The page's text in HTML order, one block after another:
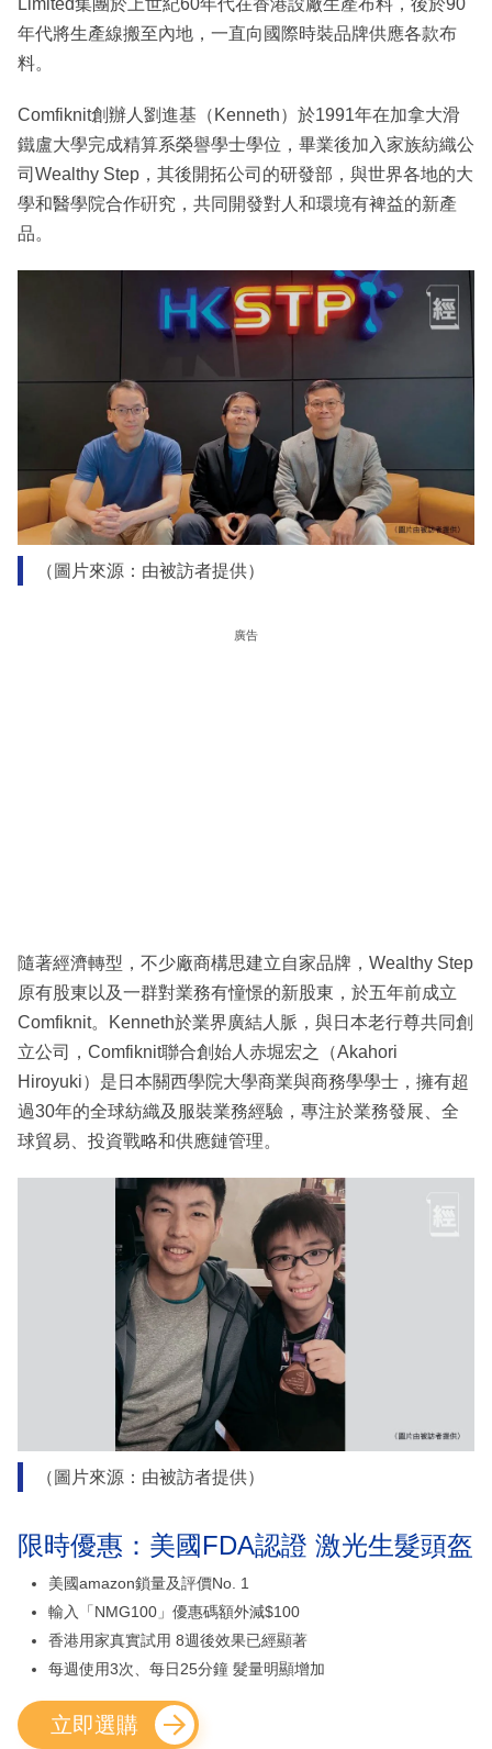
Limited集團於上世紀60年代在香港設廠生產布料，後於90
年代將生產線搬至內地，一直向國際時裝品牌供應各款布
料。
Comfiknit創辦人劉進基（Kenneth）於1991年在加拿大滑
鐵盧大學完成精算系榮譽學士學位，畢業後加入家族紡織公
司Wealthy Step，其後開拓公司的研發部，與世界各地的大
學和醫學院合作硏究，共同開發對人和環境有裨益的新產
品。
（圖片來源：由被訪者提供）
廣告
隨著經濟轉型，不少廠商構思建立自家品牌，Wealthy Step
原有股東以及一群對業務有憧憬的新股東，於五年前成立
Comfiknit。Kenneth於業界廣結人脈，與日本老行尊共同創
立公司，Comfiknit聯合創始人赤堀宏之（Akahori
Hiroyuki）是日本關西學院大學商業與商務學學士，擁有超
過30年的全球紡織及服裝業務經驗，專注於業務發展、全
球貿易、投資戰略和供應鏈管理。
（圖片來源：由被訪者提供）
限時優惠：美國FDA認證 激光生髮頭盔
美國amazon鎖量及評價No. 1
輸入「NMG100」優惠碼額外減$100
香港用家真實試用 8週後效果已經顯著
每週使用3次、每日25分鐘 髮量明顯增加
立即選購